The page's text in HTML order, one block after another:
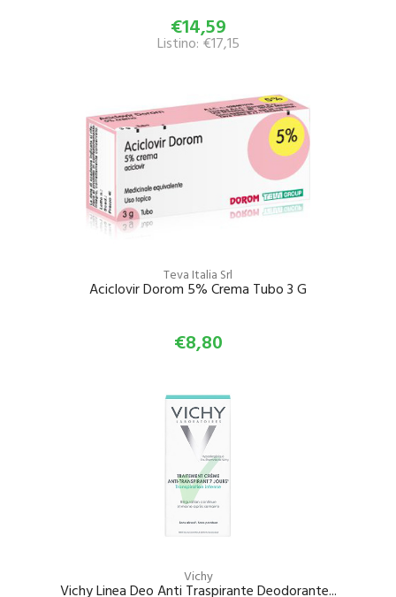
€14,59
Listino: €17,15
Teva Italia Srl
Aciclovir Dorom 5% Crema Tubo 3 G
€8,80
Vichy
Vichy Linea Deo Anti Traspirante Deodorante...